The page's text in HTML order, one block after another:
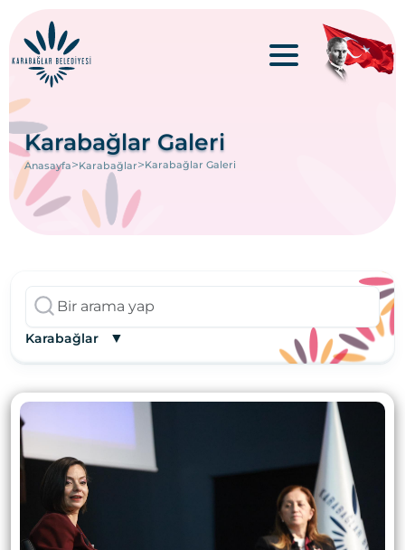
Karabağlar Galeri
Anasayfa>Karabağlar>Karabağlar Galeri
Karabağlar ▼